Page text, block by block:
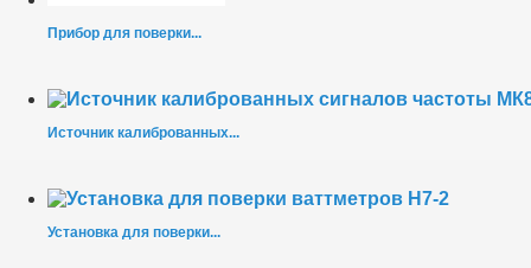
Прибор для поверки...
Источник калиброванных...
Установка для поверки...